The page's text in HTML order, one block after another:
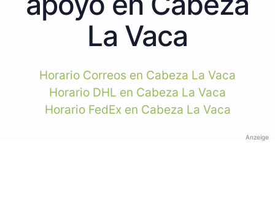
La Vaca
Horario Correos en Cabeza La Vaca
Horario DHL en Cabeza La Vaca
Horario FedEx en Cabeza La Vaca
Anzeige